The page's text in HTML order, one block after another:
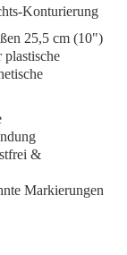
Konturierung
25,5 cm (10")
&
Markierungen